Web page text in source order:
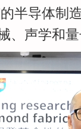
半导体制
、声学和